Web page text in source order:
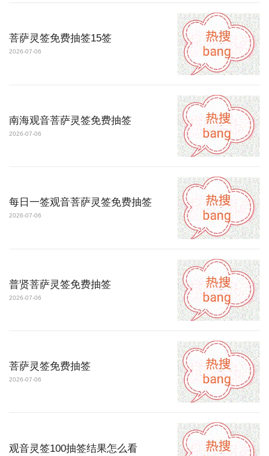
菩萨灵签免费抽签15签
2026-07-06
南海观音菩萨灵签免费抽签
2026-07-06
每日一签观音菩萨灵签免费抽签
2026-07-06
普贤菩萨灵签免费抽签
2026-07-06
菩萨灵签免费抽签
2026-07-06
观音灵签100抽签结果怎么看